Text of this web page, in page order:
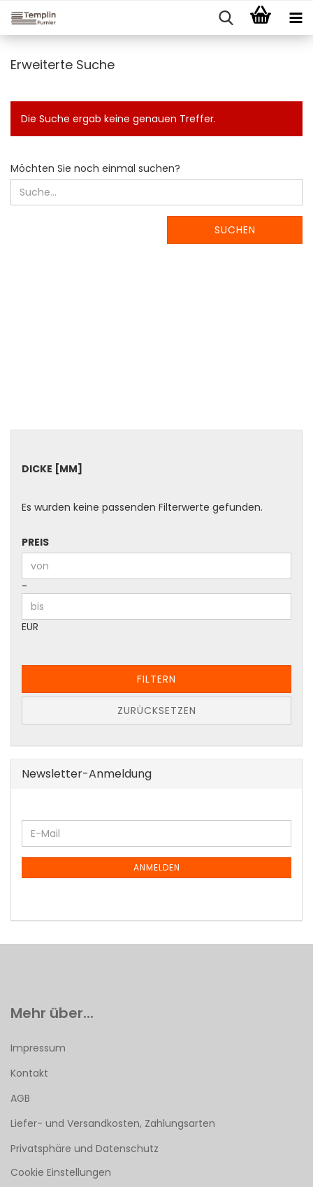
Erweiterte Suche
Die Suche ergab keine genauen Treffer.
MÖCHTEN
SIE
NOCH
EINMAL
Möchten Sie noch einmal suchen?
SUCHEN
DICKE
DICKE [MM]
Es wurden keine passenden Filterwerte gefunden.
PREIS
PREIS
Preis bis
-
EUR
FILTERN
ZURÜCKSETZEN
Newsletter-Anmeldung
WEITER
ZUR
NEWSLETTER-
E-
Mail
ANMELDEN
Mehr über...
Impressum
Kontakt
AGB
Liefer- und Versandkosten, Zahlungsarten
Privatsphäre und Datenschutz
Cookie Einstellungen